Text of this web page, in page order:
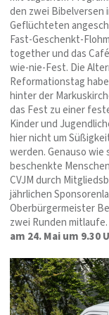
den zwei Bibelversen
Geflüchteten
Fast-Geschenkt-
together und das
wie-nie-Fest. Die
Reformationstag
hinter der
das Fest zu einer
Kinder und
hier nicht um
werden. Genauso wie
beschenkte
CVJM durch
jährlichen
Oberbürgermeister
zwei Runden
am 24. Mai um 9.30